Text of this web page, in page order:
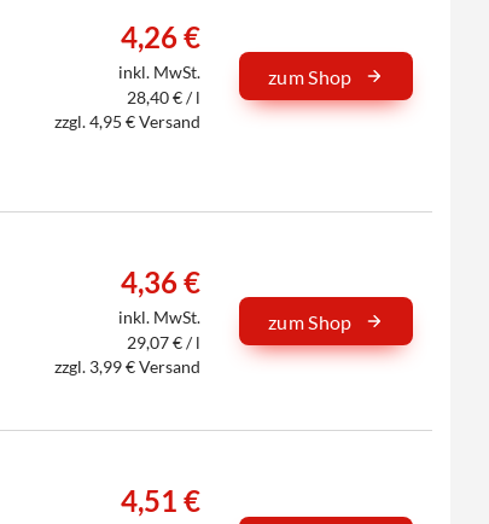
4,26 €
inkl. MwSt.
28,40 € / l
zzgl. 4,95 € Versand
zum Shop
4,36 €
inkl. MwSt.
29,07 € / l
zzgl. 3,99 € Versand
zum Shop
4,51 €